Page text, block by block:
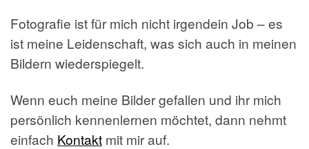
Fotografie ist für mich nicht irgendein Job – es
ist meine Leidenschaft, was sich auch in meinen
Bildern wiederspiegelt.
Wenn euch meine Bilder gefallen und ihr mich
persönlich kennenlernen möchtet, dann nehmt
einfach Kontakt mit mir auf.